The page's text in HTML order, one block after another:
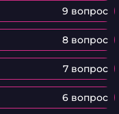
9 вопрос
8 вопрос
7 вопрос
6 вопрос